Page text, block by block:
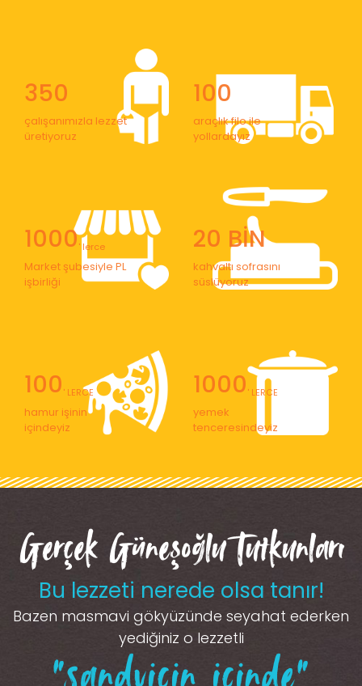
350
çalışanımızla lezzet
üretiyoruz
100
araçlık filo ile
yollardayız
1000' lerce
Market şubesiyle PL
işbirliği
20 BİN
kahvaltı sofrasını
süslüyoruz
100' LERCE
hamur işinin
içindeyiz
1000' LERCE
yemek
tenceresindeyiz
Gerçek Güneşoğlu Tutkunları
Bu lezzeti nerede olsa tanır!
Bazen masmavi gökyüzünde seyahat ederken
yediğiniz o lezzetli